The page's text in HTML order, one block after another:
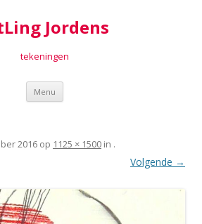
Jordens
tekeningen
Menu Spring
inhoud
2016 op 1125 × 1500 in .
Volgende →